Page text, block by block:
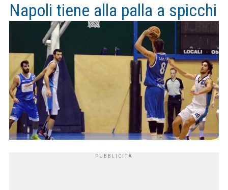
Napoli tiene alla palla a spicchi